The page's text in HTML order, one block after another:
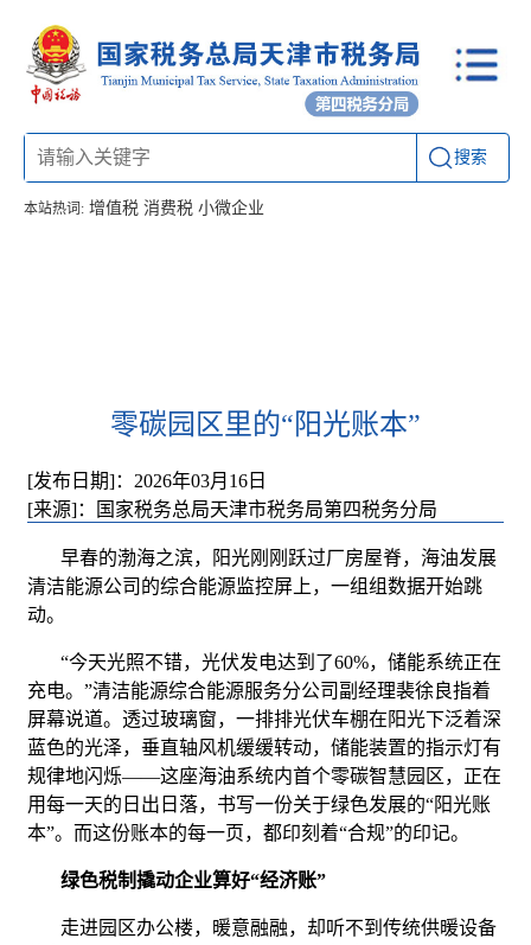
搜索
本站热词: 增值税 消费税 小微企业
零碳园区里的“阳光账本”
[发布日期]：2026年03月16日
[来源]：国家税务总局天津市税务局第四税务分局
早春的渤海之滨，阳光刚刚跃过厂房屋脊，海油发展
清洁能源公司的综合能源监控屏上，一组组数据开始跳
动。
“今天光照不错，光伏发电达到了60%，储能系统正在
充电。”清洁能源综合能源服务分公司副经理裴徐良指着
屏幕说道。透过玻璃窗，一排排光伏车棚在阳光下泛着深
蓝色的光泽，垂直轴风机缓缓转动，储能装置的指示灯有
规律地闪烁——这座海油系统内首个零碳智慧园区，正在
用每一天的日出日落，书写一份关于绿色发展的“阳光账
本”。而这份账本的每一页，都印刻着“合规”的印记。
绿色税制撬动企业算好“经济账”
走进园区办公楼，暖意融融，却听不到传统供暖设备